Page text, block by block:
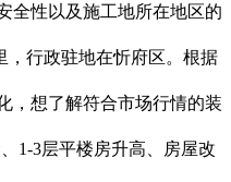
全性以及施工地所在地区的
，行政驻地在忻府区。根据
，想了解符合市场行情的装
1-3层平楼房升高、房屋改